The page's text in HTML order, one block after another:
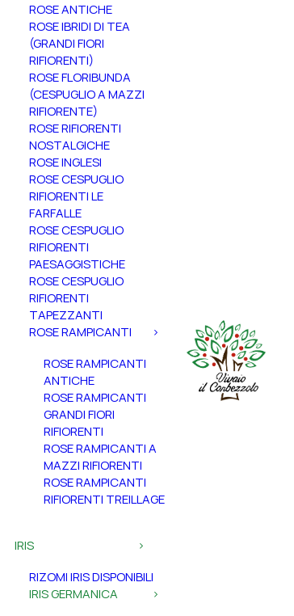
ROSE ANTICHE
ROSE IBRIDI DI TEA
(GRANDI FIORI
RIFIORENTI)
ROSE FLORIBUNDA
(CESPUGLIO A MAZZI
RIFIORENTE)
ROSE RIFIORENTI
NOSTALGICHE
ROSE INGLESI
ROSE CESPUGLIO
RIFIORENTI LE
FARFALLE
ROSE CESPUGLIO
RIFIORENTI
PAESAGGISTICHE
ROSE CESPUGLIO
RIFIORENTI
TAPEZZANTI
ROSE RAMPICANTI
ROSE RAMPICANTI
ANTICHE
ROSE RAMPICANTI
GRANDI FIORI
RIFIORENTI
ROSE RAMPICANTI A
MAZZI RIFIORENTI
ROSE RAMPICANTI
RIFIORENTI TREILLAGE
IRIS
RIZOMI IRIS DISPONIBILI
IRIS GERMANICA